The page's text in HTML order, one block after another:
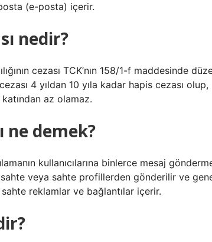
(e-posta) içerir.
nedir?
cezası TCK’nın 158/1-f maddesinde
cezası 4 yıldan 10 yıla kadar hapis cezası
az olamaz.
ne demek?
kullanıcılarına binlerce mesaj
sahte veya sahte profillerden gönderilir ve
reklamlar ve bağlantılar içerir.